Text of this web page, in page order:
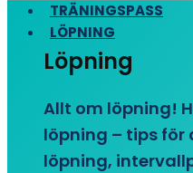
TRÄNINGSPASS
LÖPNING
Löpning
Allt om löpning!
löpning – tips för
löpning,